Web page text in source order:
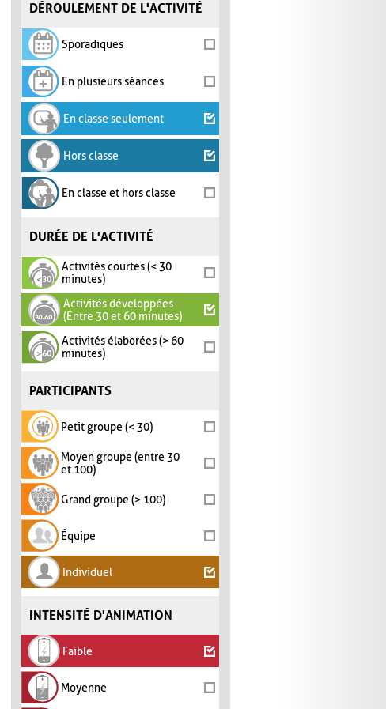
DÉROULEMENT DE L'ACTIVITÉ
Sporadiques
En plusieurs séances
En classe seulement
Hors classe
En classe et hors classe
DURÉE DE L'ACTIVITÉ
Activités courtes (< 30
minutes)
Activités développées
(Entre 30 et 60 minutes)
Activités élaborées (> 60
minutes)
PARTICIPANTS
Petit groupe (< 30)
Moyen groupe (entre 30
et 100)
Grand groupe (> 100)
Équipe
Individuel
INTENSITÉ D'ANIMATION
Faible
Moyenne